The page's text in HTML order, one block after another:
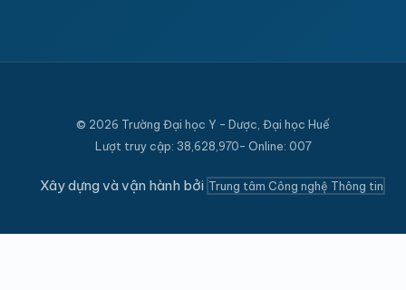
© 2026 Trường Đại học Y - Dược, Đại học Huế
Lượt truy cập: 38,628,970- Online: 007
Xây dựng và vận hành bởi Trung tâm Công nghệ Thông tin